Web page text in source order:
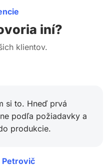
iní?
klientov.
si to. Hneď prvá
podľa požiadavky a
produkcie.
Petrovič